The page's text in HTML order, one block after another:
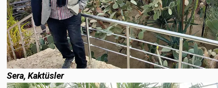
Sera, Kaktüsler